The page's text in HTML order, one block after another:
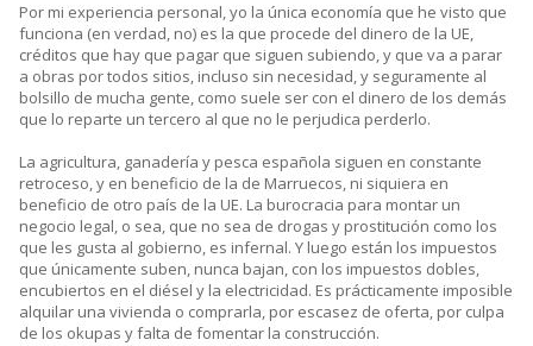
Por mi experiencia personal, yo la única economía que he visto que
funciona (en verdad, no) es la que procede del dinero de la UE,
créditos que hay que pagar que siguen subiendo, y que va a parar
a obras por todos sitios, incluso sin necesidad, y seguramente al
bolsillo de mucha gente, como suele ser con el dinero de los demás
que lo reparte un tercero al que no le perjudica perderlo.
La agricultura, ganadería y pesca española siguen en constante
retroceso, y en beneficio de la de Marruecos, ni siquiera en
beneficio de otro país de la UE. La burocracia para montar un
negocio legal, o sea, que no sea de drogas y prostitución como los
que les gusta al gobierno, es infernal. Y luego están los impuestos
que únicamente suben, nunca bajan, con los impuestos dobles,
encubiertos en el diésel y la electricidad. Es prácticamente imposible
alquilar una vivienda o comprarla, por escasez de oferta, por culpa
de los okupas y falta de fomentar la construcción.